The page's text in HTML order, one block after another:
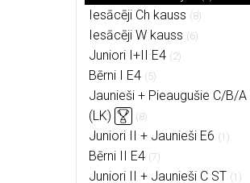
Iesācēji Ch kauss (8)
Iesācēji W kauss (6)
Juniori I+II E4 (2)
Bērni I E4 (5)
Jaunieši + Pieaugušie C/B/A
(LK)
(8)
Juniori II + Jaunieši E6 (1)
Bērni II E4 (7)
Juniori II + Jaunieši C ST (1)